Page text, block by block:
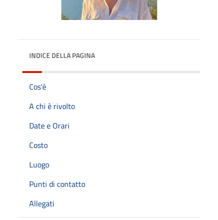
INDICE DELLA PAGINA
Cos'è
A chi è rivolto
Date e Orari
Costo
Luogo
Punti di contatto
Allegati